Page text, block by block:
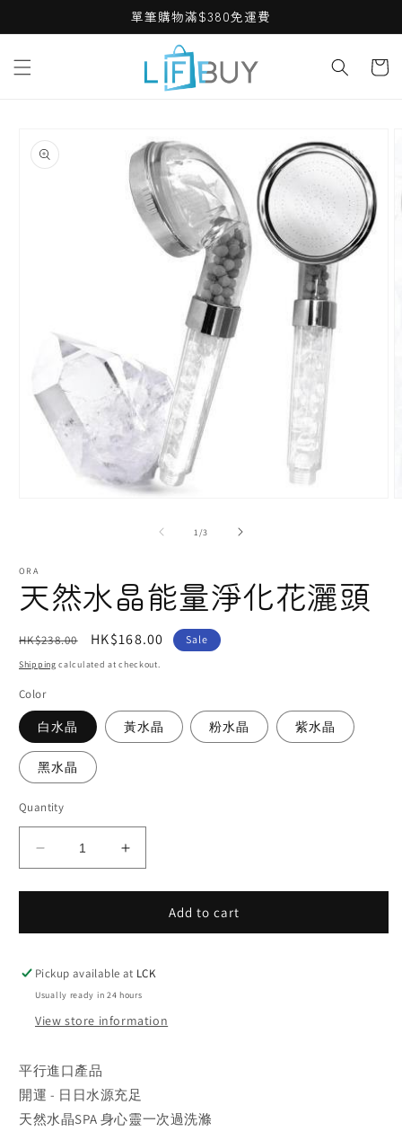
單筆購物滿$380免運費
Cart
product
information
1/of
3
ORA
天然水晶能量淨化花灑頭
Regular
price
HK$238.00
Sale
price
HK$168.00 Sale
Shipping calculated at checkout.
Color
白水晶 黃水晶 粉水晶 紫水晶
黑水晶
Quantity
Decrease
quantity
for
然
晶
能
量
化
花
灑
頭
Increase
quantity
for
然
晶
能
量
花
頭
Add to cart
Pickup available at LCK
Usually ready in 24 hours
View store information
平行進口產品
開運 - 日日水源充足
天然水晶SPA 身心靈一次過洗滌